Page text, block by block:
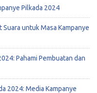
Pilkada 2024
untuk Masa Kampanye
Pahami Pembuatan dan
2024: Media Kampanye